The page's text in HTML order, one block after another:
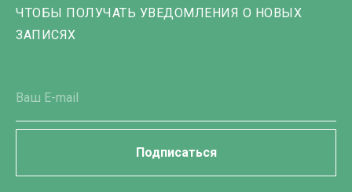
ЧТОБЫ ПОЛУЧАТЬ УВЕДОМЛЕНИЯ О НОВЫХ
ЗАПИСЯХ
Подписаться